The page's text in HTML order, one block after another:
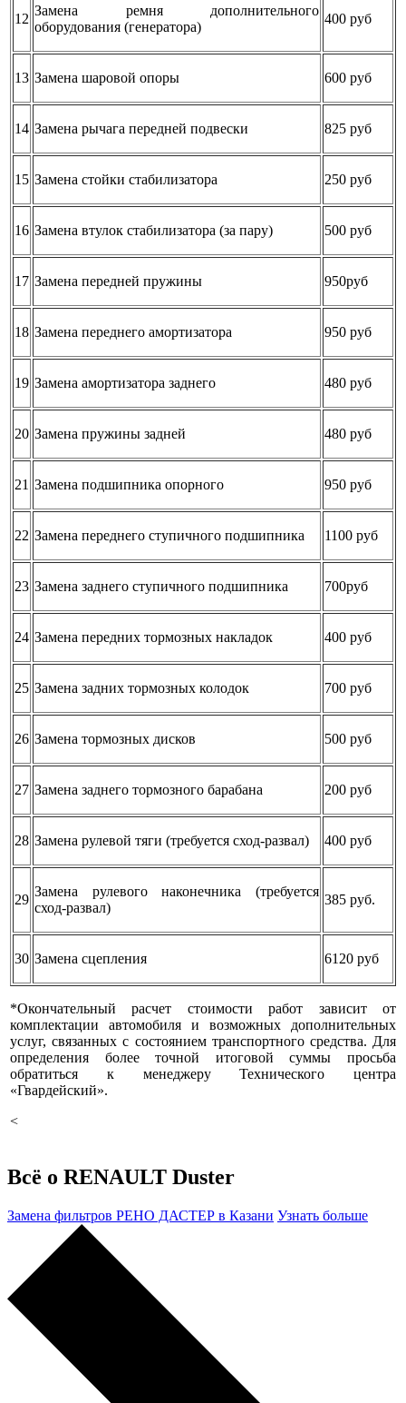
12
Замена ремня дополнительного
оборудования (генератора)
400 руб
13 Замена шаровой опоры 600 руб
14 Замена рычага передней подвески 825 руб
15 Замена стойки стабилизатора 250 руб
16 Замена втулок стабилизатора (за пару) 500 руб
17 Замена передней пружины 950руб
18 Замена переднего амортизатора 950 руб
19 Замена амортизатора заднего 480 руб
20 Замена пружины задней 480 руб
21 Замена подшипника опорного 950 руб
22 Замена переднего ступичного подшипника 1100 руб
23 Замена заднего ступичного подшипника 700руб
24 Замена передних тормозных накладок 400 руб
25 Замена задних тормозных колодок 700 руб
26 Замена тормозных дисков 500 руб
27 Замена заднего тормозного барабана 200 руб
28 Замена рулевой тяги (требуется сход-развал) 400 руб
29
Замена рулевого наконечника (требуется
сход-развал)
385 руб.
30 Замена сцепления 6120 руб
*Окончательный расчет стоимости работ зависит от
комплектации автомобиля и возможных дополнительных
услуг, связанных с состоянием транспортного средства. Для
определения более точной итоговой суммы просьба
обратиться к менеджеру Технического центра
«Гвардейский».
<
Всё о RENAULT Duster
Замена фильтров РЕНО ДАСТЕР в Казани Узнать больше